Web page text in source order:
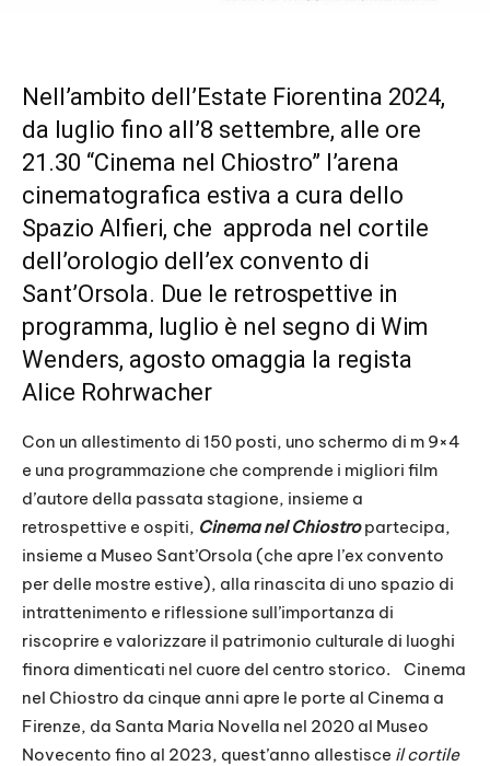
Nell’ambito dell’Estate Fiorentina 2024,
da luglio fino all’8 settembre, alle ore
21.30 “Cinema nel Chiostro” l’arena
cinematografica estiva a cura dello
Spazio Alfieri, che approda nel cortile
dell’orologio dell’ex convento di
Sant’Orsola. Due le retrospettive in
programma, luglio è nel segno di Wim
Wenders, agosto omaggia la regista
Alice Rohrwacher
Con un allestimento di 150 posti, uno schermo di m 9×4
e una programmazione che comprende i migliori film
d’autore della passata stagione, insieme a
retrospettive e ospiti, Cinema nel Chiostro partecipa,
insieme a Museo Sant’Orsola (che apre l’ex convento
per delle mostre estive), alla rinascita di uno spazio di
intrattenimento e riflessione sull’importanza di
riscoprire e valorizzare il patrimonio culturale di luoghi
finora dimenticati nel cuore del centro storico. Cinema
nel Chiostro da cinque anni apre le porte al Cinema a
Firenze, da Santa Maria Novella nel 2020 al Museo
Novecento fino al 2023, quest’anno allestisce il cortile